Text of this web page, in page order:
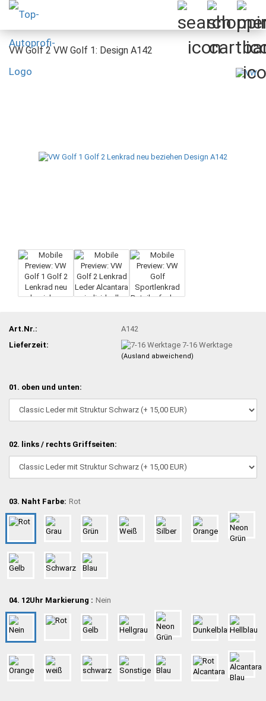
VW Golf 2 VW Golf 1: Design A142
Art.Nr.:
A142
Lieferzeit:
7-16 Werktage
(Ausland abweichend)
01. oben und unten:
02. links / rechts Griffseiten:
03. Naht Farbe: Rot
04. 12Uhr Markierung : Nein